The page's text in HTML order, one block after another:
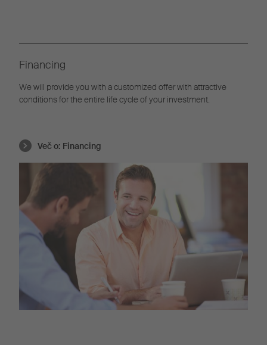
Financing
We will provide you with a customized offer with attractive
conditions for the entire life cycle of your investment.
Več o: Financing